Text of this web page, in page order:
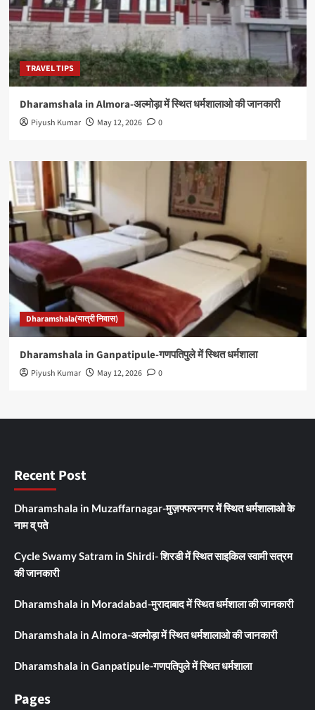
TRAVEL TIPS
Dharamshala in Almora-अल्मोड़ा में स्थित धर्मशालाओ की जानकारी
Piyush Kumar May 12, 2026 0
Dharamshala(यात्री निवास)
Dharamshala in Ganpatipule-गणपतिपुले में स्थित धर्मशाला
Piyush Kumar May 12, 2026 0
Recent Post
Dharamshala in Muzaffarnagar-मुज़फ्फरनगर में स्थित धर्मशालाओ के
नाम व् पते
Cycle Swamy Satram in Shirdi- शिरडी में स्थित साइकिल स्वामी सत्रम
की जानकारी
Dharamshala in Moradabad-मुरादाबाद में स्थित धर्मशाला की जानकारी
Dharamshala in Almora-अल्मोड़ा में स्थित धर्मशालाओ की जानकारी
Dharamshala in Ganpatipule-गणपतिपुले में स्थित धर्मशाला
Pages